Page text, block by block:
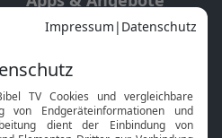
Mobile App
Smart TV
HbbTV